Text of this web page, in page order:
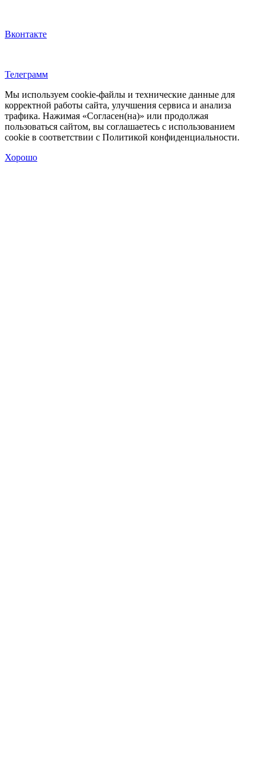
Вконтакте
Телеграмм
Мы используем cookie‑файлы и технические данные для
корректной работы сайта, улучшения сервиса и анализа
трафика. Нажимая «Согласен(на)» или продолжая
пользоваться сайтом, вы соглашаетесь с использованием
cookie в соответствии с Политикой конфиденциальности.
Хорошо